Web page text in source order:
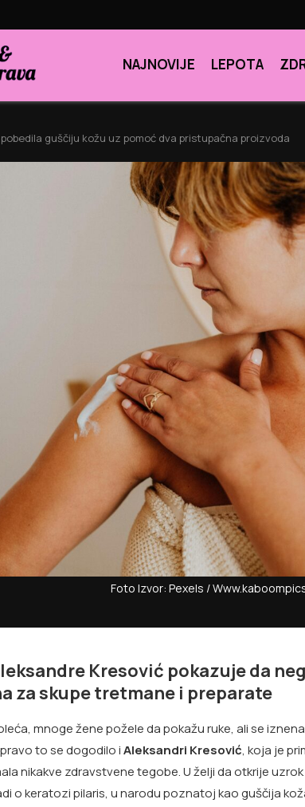
NAJNOVIJE LEPOTA
guščiju kožu uz pomoć dva pristupačna proizvoda
Foto Izvor: Pexels /
Kresović pokazuje da
za skupe tretmane i preparate
mnoge žene požele da pokažu ruke, ali se
to se dogodilo iAleksandri Kresović, koja je
nikakve zdravstvene tegobe. U želji da otkrije
o keratozi pilaris, u narodu poznatoj kao guščija